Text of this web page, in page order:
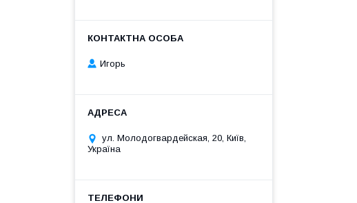
Игорь
ул. Молодогвардейская, 20, Київ,
Україна